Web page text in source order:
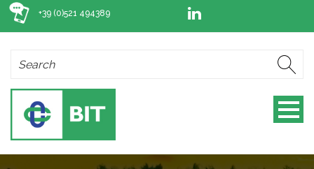
+39 (0)521 494389